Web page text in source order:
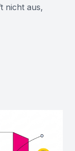
nicht aus,